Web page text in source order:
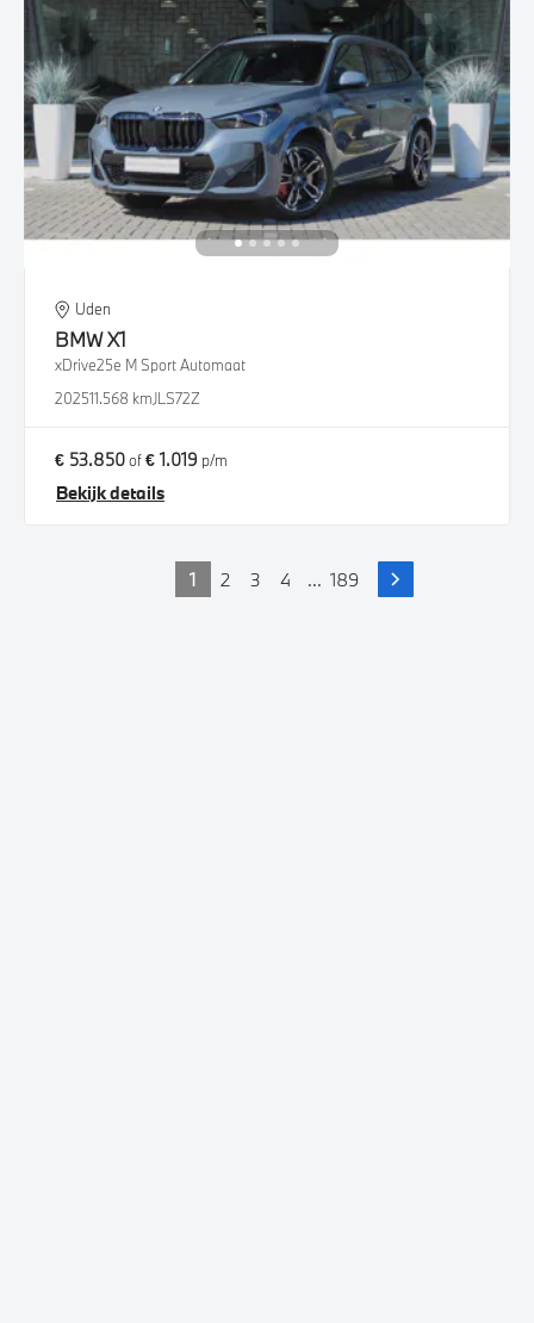
Uden
BMWX1
xDrive25e M Sport Automaat
202511.568 kmJLS72Z
€ 53.850of€ 1.019 p/m
Bekijk details
1 2 3 4 ... 189